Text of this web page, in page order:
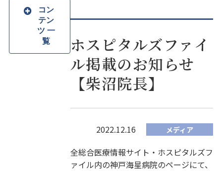
ホスピタルズファイ
ル掲載のお知らせ
【柴沼院長】
2022.12.16 メディア
全総合医療情報サイト・ホスピタルズフ
ァイル内の神戸海星病院のページにて、
コン
テン
ツ 一
覧